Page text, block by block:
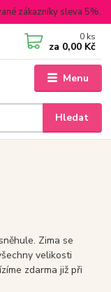
zákazníky sleva 5%.
Menu
Hledat
0 ks
za 0,00 Kč
Zima se
velikosti
zdarma již při